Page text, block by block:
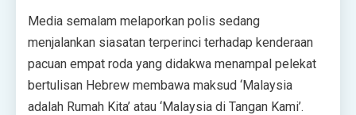
Media semalam melaporkan polis sedang
menjalankan siasatan terperinci terhadap kenderaan
pacuan empat roda yang didakwa menampal pelekat
bertulisan Hebrew membawa maksud ‘Malaysia
adalah Rumah Kita’ atau ‘Malaysia di Tangan Kami’.